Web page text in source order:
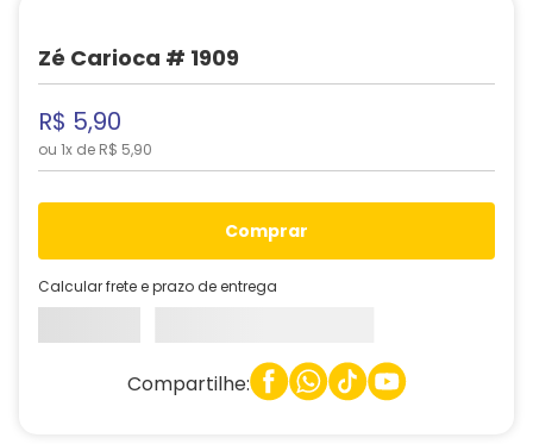
Zé Carioca # 1909
R$ 5,90
ou 1x de R$ 5,90
comprar
Calcular frete e prazo de entrega
Compartilhe: